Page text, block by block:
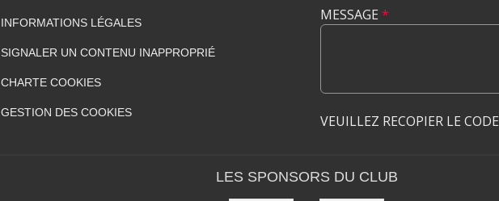
INFORMATIONS LÉGALES
SIGNALER UN CONTENU INAPPROPRIÉ
CHARTE COOKIES
GESTION DES COOKIES
MESSAGE *
VEUILLEZ RECOPIER LE CODE
LES SPONSORS DU CLUB